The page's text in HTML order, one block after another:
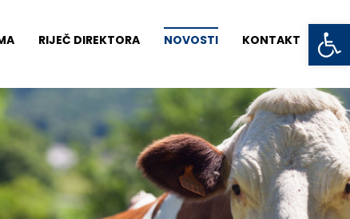
Open toolbar
RIJEČ DIREKTORA NOVOSTI KONTAKT